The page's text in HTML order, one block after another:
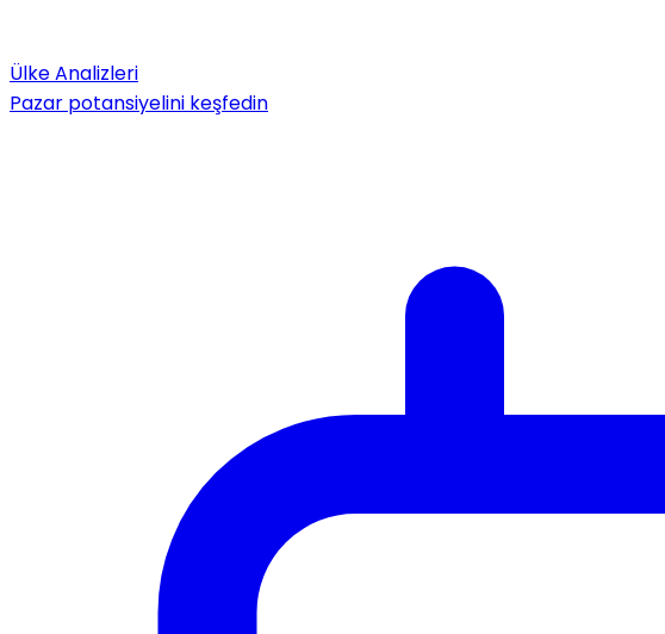
Ülke Analizleri
Pazar potansiyelini keşfedin